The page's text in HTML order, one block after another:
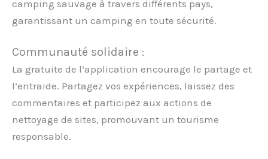
camping sauvage à travers différents pays,
garantissant un camping en toute sécurité.
Communauté solidaire :
La gratuite de l’application encourage le partage et
l’entraide. Partagez vos expériences, laissez des
commentaires et participez aux actions de
nettoyage de sites, promouvant un tourisme
responsable.